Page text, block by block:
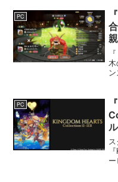
PC
PC